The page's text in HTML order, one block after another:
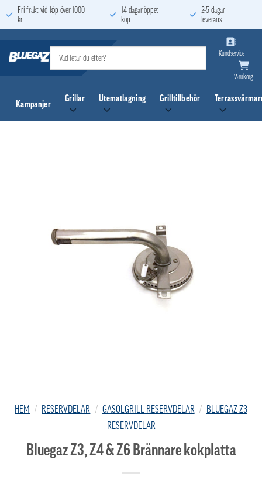
to
Fri frakt vid köp över 1000
kr
14 dagar öppet
köp
2-5 dagar
leverans
Kundservice
Varukorg
Kampanjer
Grillar Utematlagning Grilltillbehör
HEM / RESERVDELAR / GASOLGRILL RESERVDELAR / BLUEGAZ Z3
RESERVDELAR
Bluegaz Z3, Z4 & Z6 Brännare kokplatta